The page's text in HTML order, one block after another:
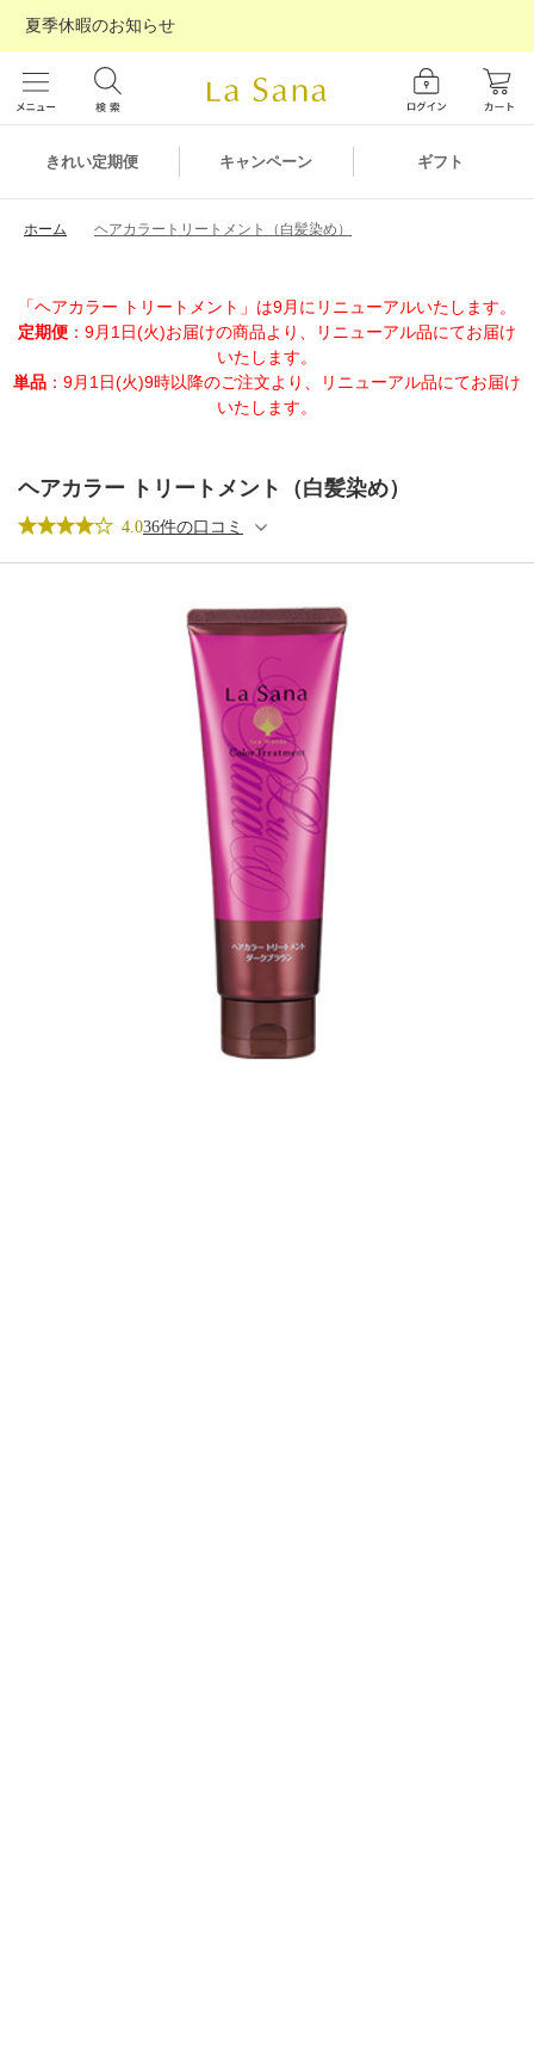
きれい定期便 キャンペーン ギフト
夏季休暇のお知らせ
ホーム ヘアカラートリートメント（白髪染め）
「ヘアカラー トリートメント」は9月にリニューアルいたします。
定期便 ：9月1日(火)お届けの商品より、リニューアル品にてお届け
いたします。
単品 ：9月1日(火)9時以降のご注文より、リニューアル品にてお届け
いたします。
ヘアカラー トリートメント（白髪染め）
4.036件の口コミ